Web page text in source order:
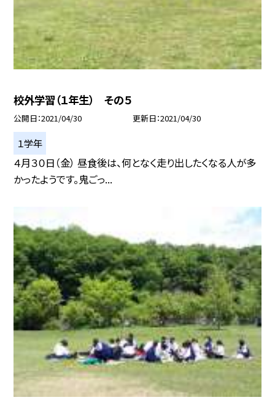
校外学習（１年生） その５
公開日 2021/04/30 更新日 2021/04/30
１学年
４月３０日（金） 昼食後は、何となく走り出したくなる人が多
かったようです。鬼ごっ...